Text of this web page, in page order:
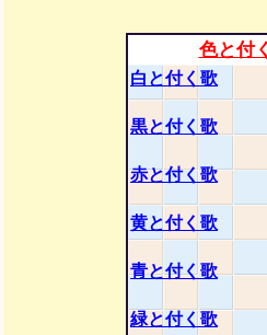
色と付
白と付く歌
黒と付く歌
赤と付く歌
黄と付く歌
青と付く歌
緑と付く歌